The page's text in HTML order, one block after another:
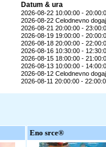
Datum & ura
2026-08-22 10:00:00 -
2026-08-22 Celodnevno
2026-08-21 20:00:00 -
2026-08-19 19:00:00 -
2026-08-18 20:00:00 -
2026-08-16 10:30:00 -
2026-08-15 18:00:00 -
2026-08-13 10:00:00 -
2026-08-12 Celodnevno
2026-08-11 20:00:00 -
Eno srce®